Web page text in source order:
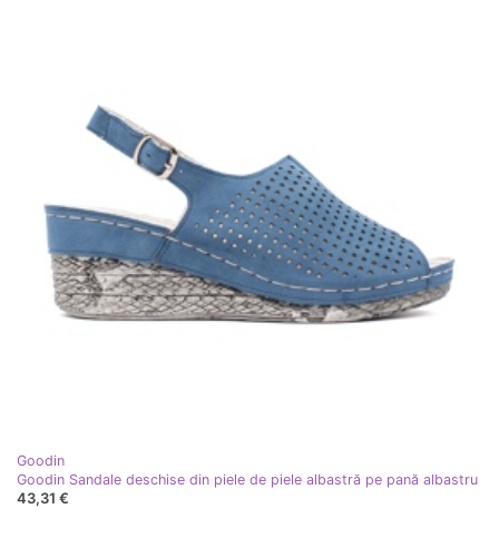
Goodin
Goodin Sandale deschise din piele de piele albastră pe pană albastru
43,31 €